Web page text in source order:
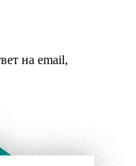
на email,